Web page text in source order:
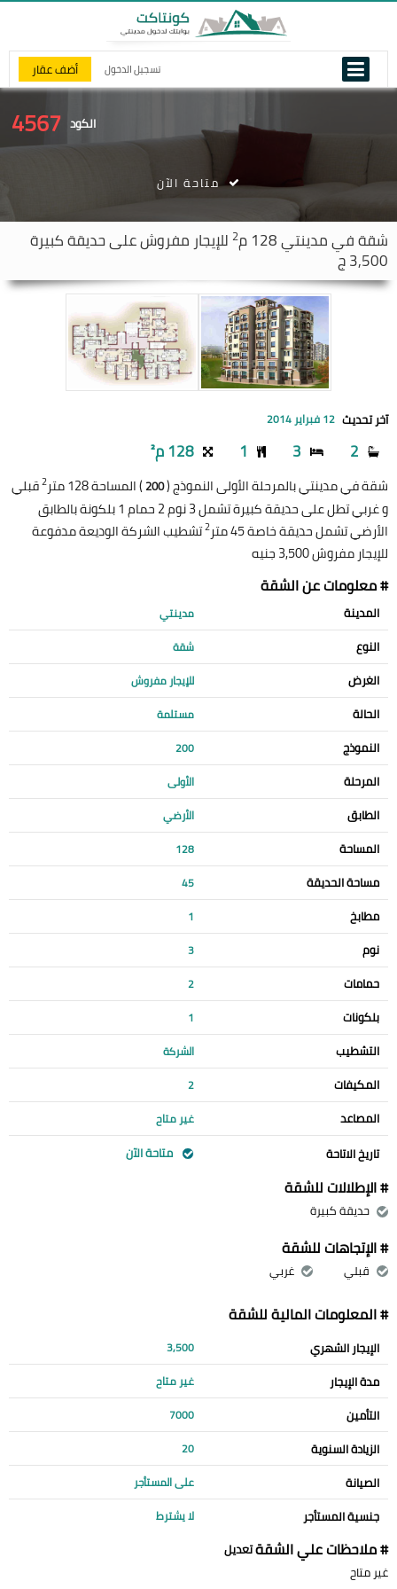
تسجيل الدخول أضف عقار
الكود 4567
شقة فيمدينتي 2 للإيجار مفروش على حديقة كبيرة
3,500 ج
متاحة الآن
آخر تحديث 12 فبراير 2014
2
3
1 128 م²
شقة في مدينتي بالمرحلة الأولى النموذج (200) المساحة 128 متر 2قبلي
و غربي تطل على حديقة كبيرة تشمل 3 نوم 2 حمام 1 بلكونة بالطابق
الأرضي تشمل حديقة خاصة 45 متر
2تشطيب الشركة الوديعة مدفوعة
للإيجار مفروش 3,500 جنيه
# معلومات عن الشقة
المدينة مدينتي
النوع شقة
الغرض للإيجار مفروش
الحالة مستلمة
النموذج 200
المرحلة الأولى
الطابق الأرضي
المساحة 128
مساحة الحديقة 45
مطابخ 1
نوم 3
حمامات 2
بلكونات 1
التشطيب الشركة
المكيفات 2
المصاعد غير متاح
تاريخ الاتاحة متاحة الآن
# الإطلالات للشقة
حديقة كبيرة
# الإتجاهات للشقة
قبلي غربي
# المعلومات المالية للشقة
الإيجار الشهري 3,500
مدة الإيجار غير متاح
التأمين 7000
الزيادة السنوية 20
الصيانة على المستأجر
جنسية المستأجر لا يشترط
# ملاحظات علي الشقةتعديل
غير متاح